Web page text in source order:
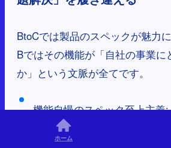
BtoCでは製品のスペックが魅力
Bではその機能が「自社の事業に
か」という文脈が全てです。
機能自慢のスペック至上主義:
ホーム